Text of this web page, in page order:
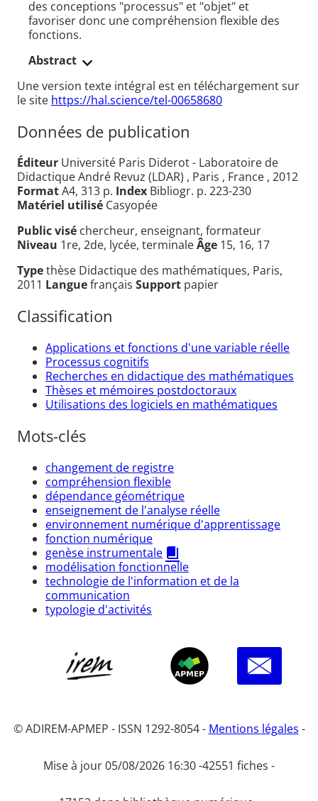
des conceptions "processus" et "objet" et
favoriser donc une compréhension flexible des
fonctions.
Abstract
Une version texte intégral est en téléchargement sur
le site https://hal.science/tel-00658680
Données de publication
Éditeur Université Paris Diderot - Laboratoire de
Didactique André Revuz (LDAR) , Paris , France , 2012
FormatA4, 313 p. Index Bibliogr. p. 223-230
Matériel utilisé Casyopée
Public visé chercheur, enseignant, formateur
Niveau 1re, 2de, lycée, terminaleÂge 15, 16, 17
Typethèse Didactique des mathématiques, Paris,
2011 Languefrançais Support papier
Classification
Applications et fonctions d'une variable réelle
Processus cognitifs
Recherches en didactique des mathématiques
Thèses et mémoires postdoctoraux
Utilisations des logiciels en mathématiques
Mots-clés
changement de registre
compréhension flexible
dépendance géométrique
enseignement de l'analyse réelle
environnement numérique d'apprentissage
fonction numérique
genèse instrumentale
modélisation fonctionnelle
technologie de l'information et de la
communication
typologie d'activités
© ADIREM-APMEP - ISSN 1292-8054 - Mentions légales -
Mise à jour 05/08/2026 16:30 -42551 fiches -